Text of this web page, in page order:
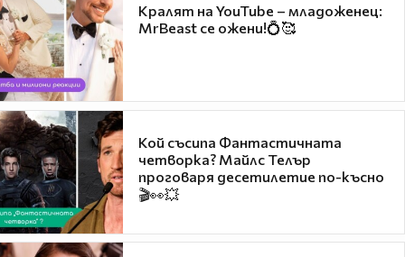
Кралят на YouTube – младоженец:
MrBeast се ожени!💍🥰
Кой съсипа Фантастичната
четворка? Майлс Телър
проговаря десетилетие по-късно
🎬👀💥